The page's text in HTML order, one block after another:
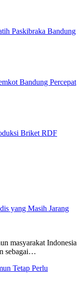
Paskibraka Bandung
Bandung Percepat
Briket RDF
yang Masih Jarang
masyarakat Indonesia
sebagai…
Tetap Perlu